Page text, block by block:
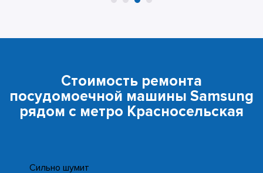
Стоимость ремонта
посудомоечной машины Samsung
рядом с метро Красносельская
Cильно шумит